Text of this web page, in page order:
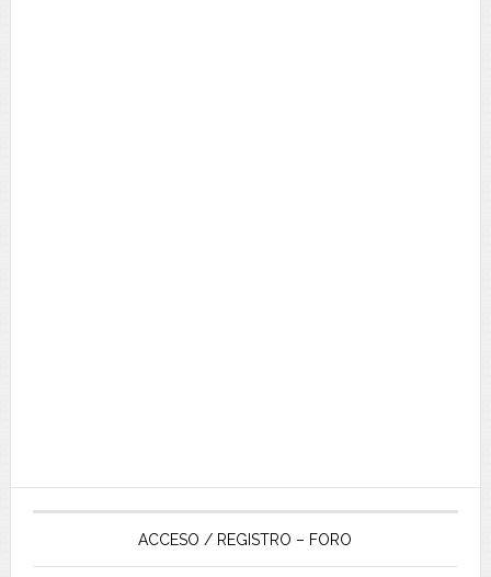
ACCESO / REGISTRO – FORO